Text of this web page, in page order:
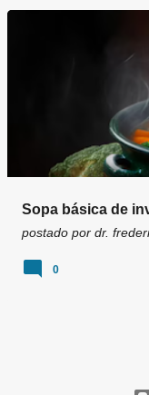
g
Sopa básica de
postado por dr.
0